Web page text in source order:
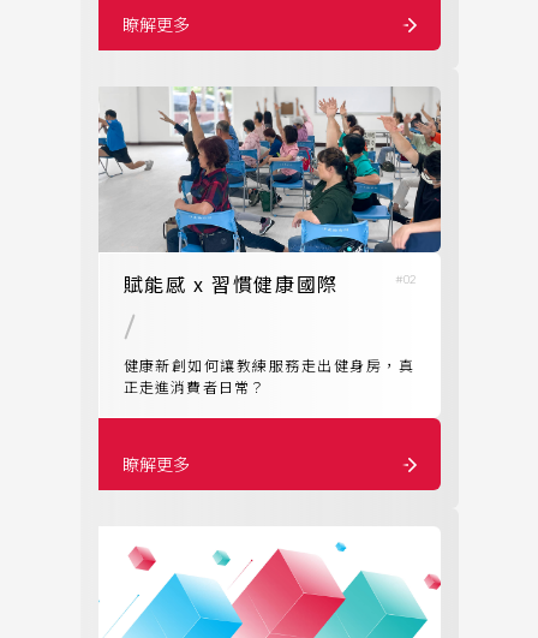
瞭解更多
賦能感 x 習慣健康國際 #02
健康新創如何讓教練服務走出健身房，真
正走進消費者日常？
瞭解更多